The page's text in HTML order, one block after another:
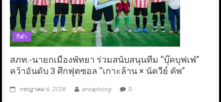
กีฬา
สภท.-นายกเมืองพัทยา ร่วมสนับสนุนทีม “บุ๊คบุฟเฟ่”
คว้าอันดับ 3 ศึกฟุตซอล “เกาะล้าน × นัควีย์ คัพ”
กรกฎาคม 6, 2026 aneaphong 0